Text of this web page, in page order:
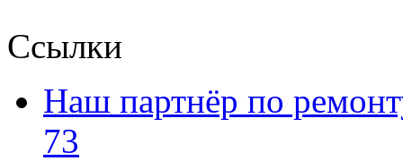
Ссылки
Наш партнёр по
73